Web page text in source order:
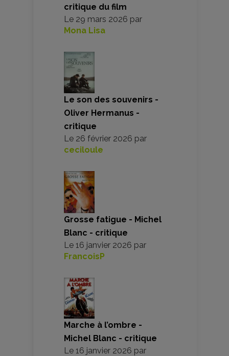
critique du film
Le 29 mars 2026 par
Mona Lisa
Le son des souvenirs -
Oliver Hermanus -
critique
Le 26 février 2026 par
ceciloule
Grosse fatigue - Michel
Blanc - critique
Le 16 janvier 2026 par
FrancoisP
Marche à l’ombre -
Michel Blanc - critique
Le 16 janvier 2026 par